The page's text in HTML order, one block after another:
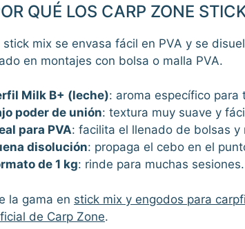
QUÉ LOS CARP ZONE
stick mix se envasa fácil en PVA y se
en montajes con bolsa o malla PVA.
Milk B+ (leche): aroma específico para
poder de unión: textura muy suave y
para PVA: facilita el llenado de bolsas y
disolución: propaga el cebo en el
de 1 kg: rinde para muchas sesiones.
la gama en stick mix y engodos para
de Carp Zone.